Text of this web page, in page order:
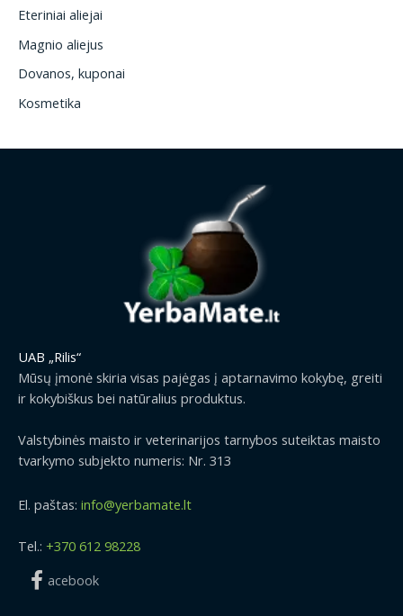
Eteriniai aliejai
Magnio aliejus
Dovanos, kuponai
Kosmetika
UAB „Rilis“
Mūsų įmonė skiria visas pajėgas į aptarnavimo kokybę, greiti
ir kokybiškus bei natūralius produktus.
Valstybinės maisto ir veterinarijos tarnybos suteiktas maisto
tvarkymo subjekto numeris: Nr. 313
El. paštas: info@yerbamate.lt
Tel.: +370 612 98228
acebook